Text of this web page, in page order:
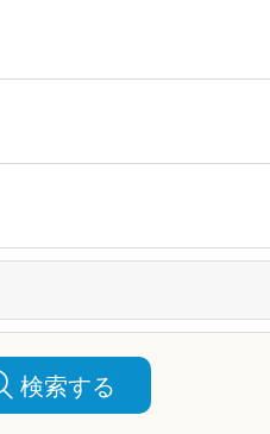
検索する